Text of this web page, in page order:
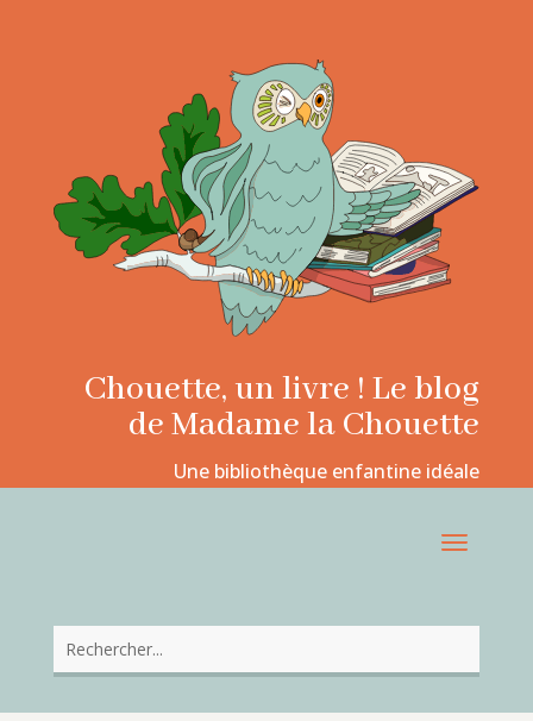
Chouette, un livre ! Le blog
de Madame la Chouette
Une bibliothèque enfantine idéale